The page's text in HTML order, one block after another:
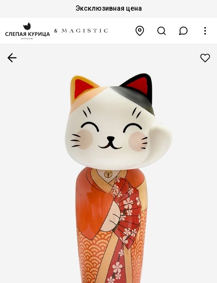
Эксклюзивная цена